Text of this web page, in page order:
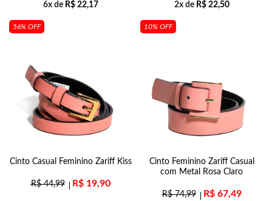
6x de R$22,17 2x de R$22,50
56% OFF
Cinto Casual Feminino Zariff Kiss
R$44,99 R$19,90
10% OFF
Cinto Feminino Zariff Casual
com Metal Rosa Claro
R$74,99 R$67,49